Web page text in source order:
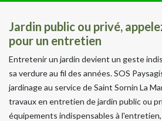
Jardin public ou privé,
pour un entretien
Entretenir un jardin devient un geste
sa verdure au fil des années. SOS
jardinage au service de Saint Sornin La
travaux en entretien de jardin public ou
équipements indispensables à